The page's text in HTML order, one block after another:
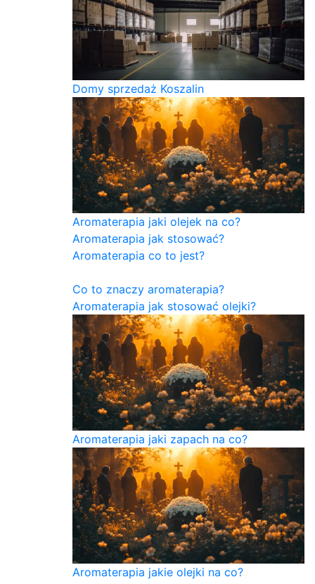
Domy sprzedaż Koszalin
Aromaterapia jaki olejek na co?
Aromaterapia jak stosować?
Aromaterapia co to jest?
Co to znaczy aromaterapia?
Aromaterapia jak stosować olejki?
Aromaterapia jaki zapach na co?
Aromaterapia jakie olejki na co?